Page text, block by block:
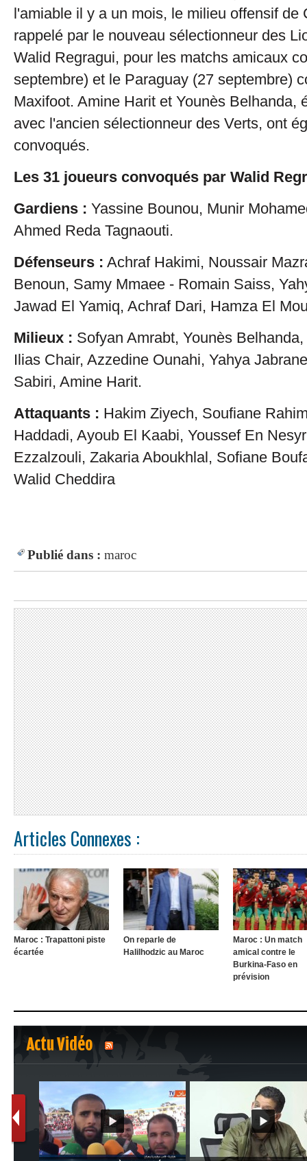
l'amiable il y a un mois, le milieu offensif de
rappelé par le nouveau sélectionneur des
Walid Regragui, pour les matchs amicaux
septembre) et le Paraguay (27 septembre)
Maxifoot. Amine Harit et Younès Belhanda,
avec l'ancien sélectionneur des Verts, ont
convoqués.
Les 31 joueurs convoqués par Walid
Gardiens : Yassine Bounou, Munir
Ahmed Reda Tagnaouti.
Défenseurs : Achraf Hakimi, Noussair
Benoun, Samy Mmaee - Romain Saiss,
Jawad El Yamiq, Achraf Dari, Hamza El
Milieux : Sofyan Amrabt, Younès
Ilias Chair, Azzedine Ounahi, Yahya
Sabiri, Amine Harit.
Attaquants : Hakim Ziyech, Soufiane
Haddadi, Ayoub El Kaabi, Youssef En
Ezzalzouli, Zakaria Aboukhlal, Sofiane
Walid Cheddira
Publié dans : maroc
Articles Connexes :
Maroc : Trapattoni piste
écartée
On reparle de
Halilhodzic au Maroc
Maroc : Un match
amical contre le
Burkina-Faso en
prévision
Actu Vidéo
1 2
Kaci-Saïd évoque le large